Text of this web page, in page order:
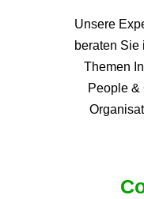
Unsere
beraten Sie
Themen
People &